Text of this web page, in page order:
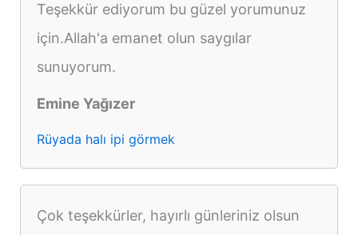
Teşekkür ediyorum bu güzel yorumunuz
için.Allah'a emanet olun saygılar
sunuyorum.
Emine Yağızer
Rüyada halı ipi görmek
Çok teşekkürler, hayırlı günleriniz olsun